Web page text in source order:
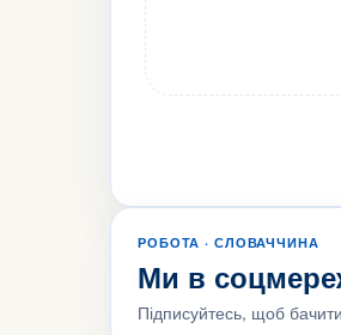
РОБОТА · СЛОВАЧЧИНА
Ми в
Підписуйтесь, щоб